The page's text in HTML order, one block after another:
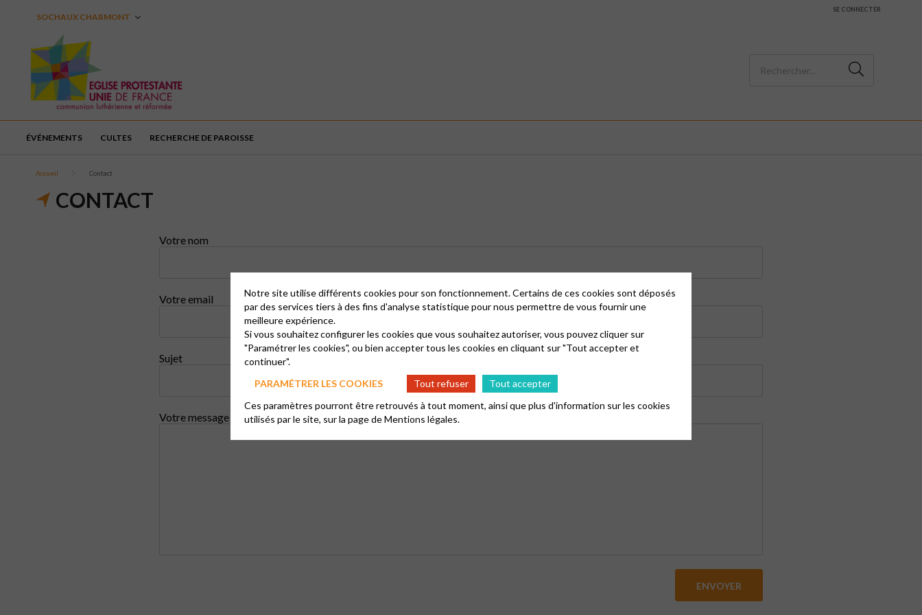
SOCHAUX CHARMONT
SE CONNECTER
ÉVÉNEMENTS CULTES RECHERCHE DE PAROISSE
Accueil Contact
CONTACT
Votre nom
Votre email
Sujet
Votre message
Notre site utilise différents cookies pour son fonctionnement. Certains de ces cookies sont déposés
par des services tiers à des fins d'analyse statistique pour nous permettre de vous fournir une
meilleure expérience.
Si vous souhaitez configurer les cookies que vous souhaitez autoriser, vous pouvez cliquer sur
"Paramétrer les cookies", ou bien accepter tous les cookies en cliquant sur "Tout accepter et
continuer".
PARAMÉTRER LES COOKIES
Tout refuser
Tout accepter
Ces paramètres pourront être retrouvés à tout moment, ainsi que plus d'information sur les cookies
utilisés par le site, sur la page deMentions légales.